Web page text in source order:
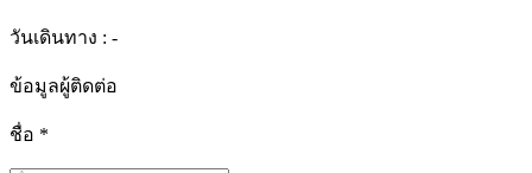
วันเดินทาง : -
ข้อมูลผู้ติดต่อ
ชื่อ *